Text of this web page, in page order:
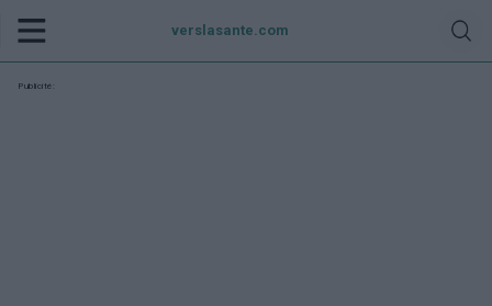
verslasante.com
Publicité: